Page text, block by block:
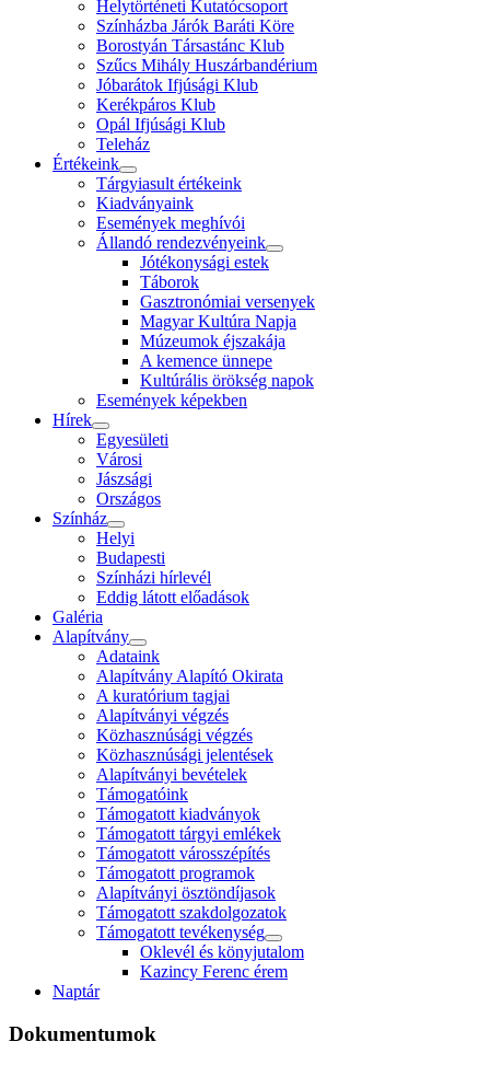
Helytörténeti Kutatócsoport
Színházba Járók Baráti Köre
Borostyán Társastánc Klub
Szűcs Mihály Huszárbandérium
Jóbarátok Ifjúsági Klub
Kerékpáros Klub
Opál Ifjúsági Klub
Teleház
Értékeink
Tárgyiasult értékeink
Kiadványaink
Események meghívói
Állandó rendezvényeink
Jótékonysági estek
Táborok
Gasztronómiai versenyek
Magyar Kultúra Napja
Múzeumok éjszakája
A kemence ünnepe
Kultúrális örökség napok
Események képekben
Hírek
Egyesületi
Városi
Jászsági
Országos
Színház
Helyi
Budapesti
Színházi hírlevél
Eddig látott előadások
Galéria
Alapítvány
Adataink
Alapítvány Alapító Okirata
A kuratórium tagjai
Alapítványi végzés
Közhasznúsági végzés
Közhasznúsági jelentések
Alapítványi bevételek
Támogatóink
Támogatott kiadványok
Támogatott tárgyi emlékek
Támogatott városszépítés
Támogatott programok
Alapítványi ösztöndíjasok
Támogatott szakdolgozatok
Támogatott tevékenység
Oklevél és könyjutalom
Kazincy Ferenc érem
Naptár
Dokumentumok